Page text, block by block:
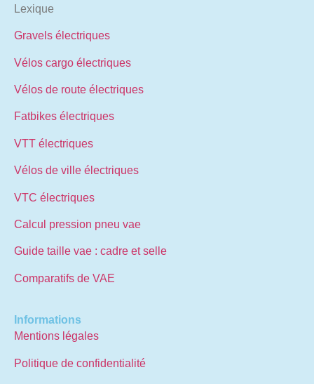
Lexique
Gravels électriques
Vélos cargo électriques
Vélos de route électriques
Fatbikes électriques
VTT électriques
Vélos de ville électriques
VTC électriques
Calcul pression pneu vae
Guide taille vae : cadre et selle
Comparatifs de VAE
Informations
Mentions légales
Politique de confidentialité